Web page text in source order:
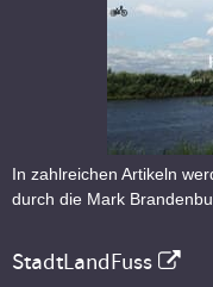
In zahlreichen Artikeln
durch die Mark
StadtLandFuss